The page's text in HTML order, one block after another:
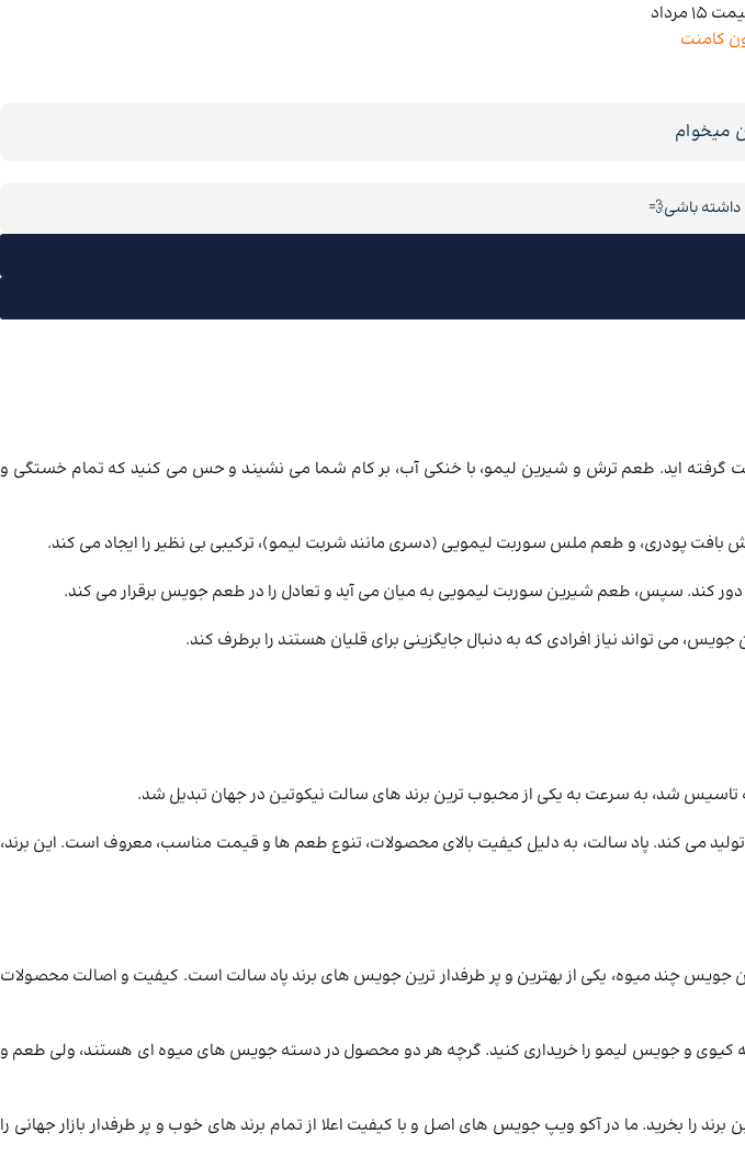
مرداد
کامنت
میخوام
داشته باشی💨
گرفته اید. طعم ترش و شیرین لیمو، با خنکی آب، بر کام شما می ‌نشیند و حس می ‌کنید که تمام خستگی و
کند. سپس، طعم شیرین سوربت لیمویی به میان می ‌آید و تعادل را در طعم جویس برقرار می ‌کند.
می ‌تواند نیاز افرادی که به دنبال جایگزینی برای قلیان هستند را برطرف کند.
می کند. پاد سالت، به دلیل کیفیت بالای محصولات، تنوع طعم ها و قیمت مناسب، معروف است. این برند،
چند میوه، یکی از بهترین و پر طرفدار ترین جویس های برند پاد سالت است. کیفیت و اصالت محصولات
و جویس لیمو را خریداری کنید. گرچه هر دو محصول در دسته جویس های میوه ای هستند، ولی طعم و
برند را بخرید. ما در آکو ویپ جویس های اصل و با کیفیت اعلا از تمام برند های خوب و پر طرفدار بازار جهانی را